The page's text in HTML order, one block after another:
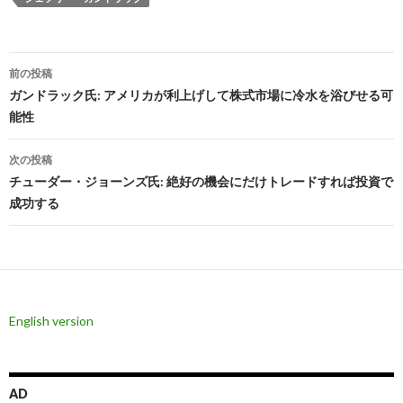
投
稿
ナ
ビ
ゲ
ー
ン
前の投稿
ガンドラック氏: アメリカが利上げして株式市場に冷水を浴びせる可
能性
次の投稿
チューダー・ジョーンズ氏: 絶好の機会にだけトレードすれば投資で
成功する
English version
AD